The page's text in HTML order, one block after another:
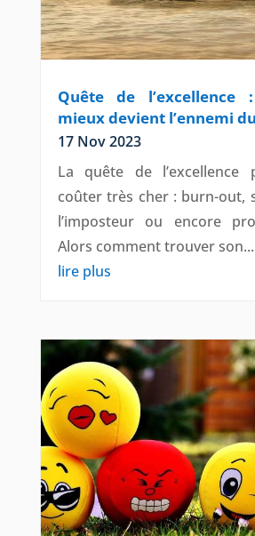
Quête de
mieux devient l’ennemi
17 Nov 2023
La quête de l’excellence
coûter très cher : burn-out,
l’imposteur ou encore
Alors comment trouver son...
lire plus